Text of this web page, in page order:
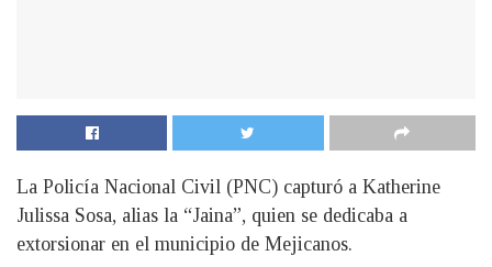
La Policía Nacional Civil (PNC) capturó a Katherine
Julissa Sosa, alias la “Jaina”, quien se dedicaba a
extorsionar en el municipio de Mejicanos.